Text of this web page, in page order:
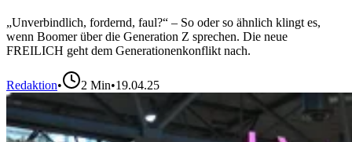
„Unverbindlich, fordernd, faul?“ – So oder so ähnlich klingt es,
wenn Boomer über die Generation Z sprechen. Die neue
FREILICH geht dem Generationenkonflikt nach.
Redaktion• 2 Min•19.04.25